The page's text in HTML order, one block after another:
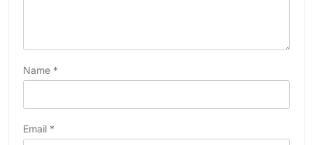
Name *
Email *